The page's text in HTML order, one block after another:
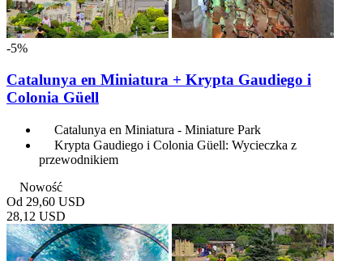
-5%
Catalunya en Miniatura + Krypta Gaudiego i
Colonia Güell
Catalunya en Miniatura - Miniature Park
Krypta Gaudiego i Colonia Güell: Wycieczka z
przewodnikiem
Nowość
Od 29,60 USD
28,12 USD